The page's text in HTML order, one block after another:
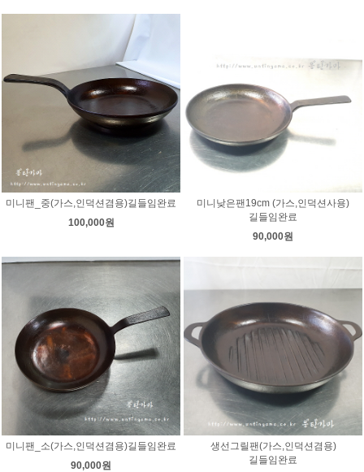
미니팬_중(가스,인덕션겸용)길들임완료
100,000원
미니낮은팬19cm (가스,인덕션사용)
길들임완료
90,000원
미니팬_소(가스,인덕션겸용)길들임완료
90,000원
생선그릴팬(가스,인덕션겸용)
길들임완료